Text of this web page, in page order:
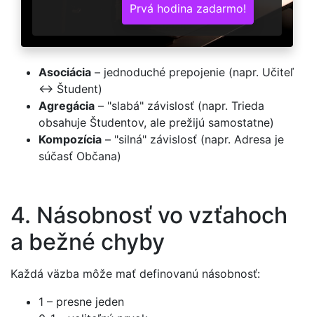
Prvá hodina zadarmo!
Asociácia – jednoduché prepojenie (napr. Učiteľ
<-> Študent)
Agregácia – "slabá" závislosť (napr. Trieda
obsahuje Študentov, ale prežijú samostatne)
Kompozícia – "silná" závislosť (napr. Adresa je
súčasť Občana)
4. Násobnosť vo vzťahoch
a bežné chyby
Každá väzba môže mať definovanú násobnosť:
1 – presne jeden